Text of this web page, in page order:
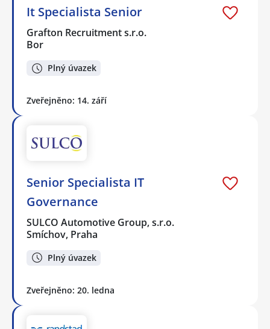
It Specialista Senior
Grafton Recruitment s.r.o.
Bor
Plný úvazek
Zveřejněno: 14. září
Senior Specialista IT
Governance
SULCO Automotive Group, s.r.o.
Smíchov, Praha
Plný úvazek
Zveřejněno: 20. ledna